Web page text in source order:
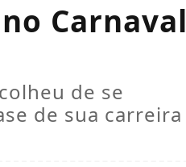
Carnaval
de se
de sua carreira